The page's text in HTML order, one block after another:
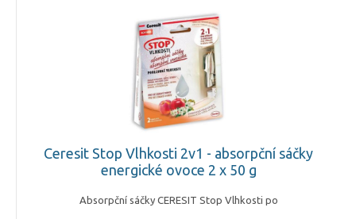
Ceresit Stop Vlhkosti 2v1 - absorpční sáčky
energické ovoce 2 x 50 g
Absorpční sáčky CERESIT Stop Vlhkosti po